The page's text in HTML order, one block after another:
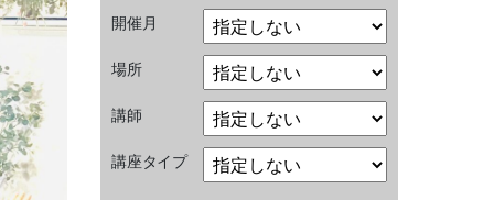
開催月
場所
講師
講座タイプ